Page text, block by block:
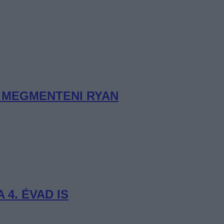
RYAN
4. ÉVAD IS